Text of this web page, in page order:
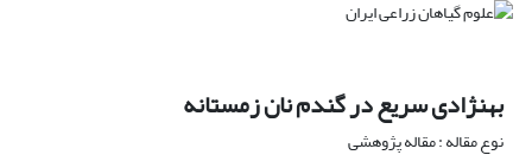
بهنژادی سریع در گندم نان زمستانه
نوع مقاله : مقاله پژوهشی